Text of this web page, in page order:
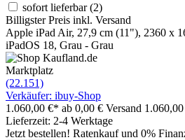
sofort lieferbar(2)
Billigster Preis inkl. Versand
Apple iPad Air, 27,9 cm (11"), 2360 x
iPadOS 18, Grau - Grau
Marktplatz
(22.151)
Verkäufer: ibuy-Shop
1.060,00 €* ab 0,00 € Versand
Lieferzeit: 2-4 Werktage
Jetzt bestellen! Ratenkauf und 0%